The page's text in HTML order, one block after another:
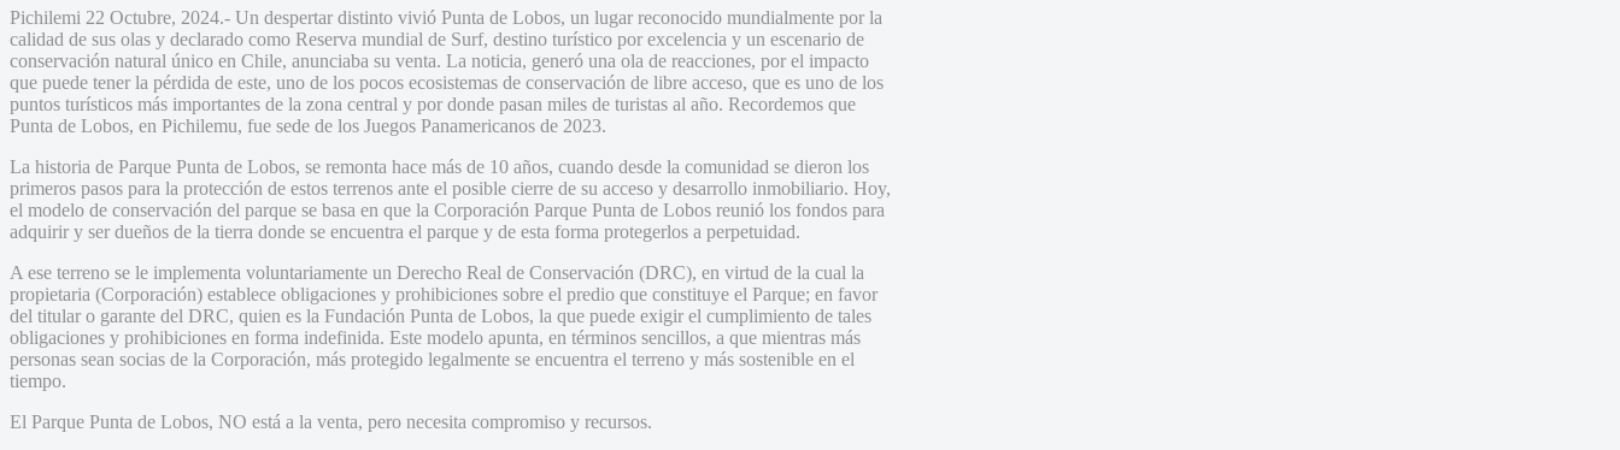
Pichilemi 22 Octubre, 2024.- Un despertar distinto vivió Punta de Lobos, un lugar reconocido mundialmente por la
calidad de sus olas y declarado como Reserva mundial de Surf, destino turístico por excelencia y un escenario de
conservación natural único en Chile, anunciaba su venta. La noticia, generó una ola de reacciones, por el impacto
que puede tener la pérdida de este, uno de los pocos ecosistemas de conservación de libre acceso, que es uno de los
puntos turísticos más importantes de la zona central y por donde pasan miles de turistas al año. Recordemos que
Punta de Lobos, en Pichilemu, fue sede de los Juegos Panamericanos de 2023.
La historia de Parque Punta de Lobos, se remonta hace más de 10 años, cuando desde la comunidad se dieron los
primeros pasos para la protección de estos terrenos ante el posible cierre de su acceso y desarrollo inmobiliario. Hoy,
el modelo de conservación del parque se basa en que la Corporación Parque Punta de Lobos reunió los fondos para
adquirir y ser dueños de la tierra donde se encuentra el parque y de esta forma protegerlos a perpetuidad.
A ese terreno se le implementa voluntariamente un Derecho Real de Conservación (DRC), en virtud de la cual la
propietaria (Corporación) establece obligaciones y prohibiciones sobre el predio que constituye el Parque; en favor
del titular o garante del DRC, quien es la Fundación Punta de Lobos, la que puede exigir el cumplimiento de tales
obligaciones y prohibiciones en forma indefinida. Este modelo apunta, en términos sencillos, a que mientras más
personas sean socias de la Corporación, más protegido legalmente se encuentra el terreno y más sostenible en el
tiempo.
El Parque Punta de Lobos, NO está a la venta, pero necesita compromiso y recursos.